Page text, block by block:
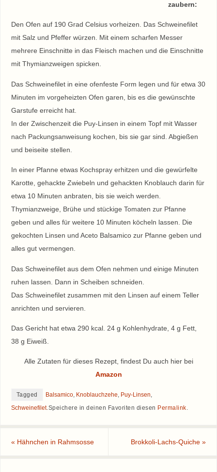
zaubern:
Den Ofen auf 190 Grad Celsius vorheizen. Das Schweinefilet
mit Salz und Pfeffer würzen. Mit einem scharfen Messer
mehrere Einschnitte in das Fleisch machen und die Einschnitte
mit Thymianzweigen spicken.
Das Schweinefilet in eine ofenfeste Form legen und für etwa 30
Minuten im vorgeheizten Ofen garen, bis es die gewünschte
Garstufe erreicht hat.
In der Zwischenzeit die Puy-Linsen in einem Topf mit Wasser
nach Packungsanweisung kochen, bis sie gar sind. Abgießen
und beiseite stellen.
In einer Pfanne etwas Kochspray erhitzen und die gewürfelte
Karotte, gehackte Zwiebeln und gehackten Knoblauch darin für
etwa 10 Minuten anbraten, bis sie weich werden.
Thymianzweige, Brühe und stückige Tomaten zur Pfanne
geben und alles für weitere 10 Minuten köcheln lassen. Die
gekochten Linsen und Aceto Balsamico zur Pfanne geben und
alles gut vermengen.
Das Schweinefilet aus dem Ofen nehmen und einige Minuten
ruhen lassen. Dann in Scheiben schneiden.
Das Schweinefilet zusammen mit den Linsen auf einem Teller
anrichten und servieren.
Das Gericht hat etwa 290 kcal. 24 g Kohlenhydrate, 4 g Fett,
38 g Eiweiß.
Alle Zutaten für dieses Rezept, findest Du auch hier bei
Amazon
Tagged Balsamico, Knoblauchzehe, Puy-Linsen,
Schweinefilet.Speichere in deinen Favoriten diesen Permalink.
« Hähnchen in Rahmsosse Brokkoli-Lachs-Quiche»